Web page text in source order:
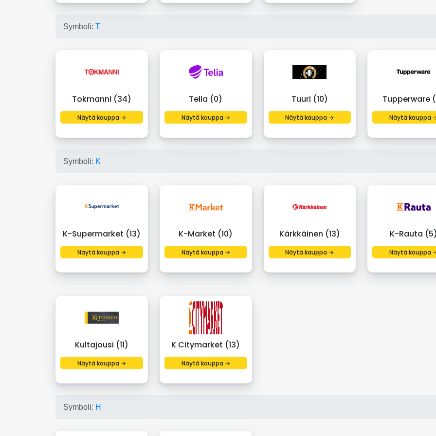
Symboli: T
Tokmanni (34)
Näytä kauppa →
Telia (0)
Näytä kauppa →
Tuuri (10)
Näytä kauppa →
Tupperware
Näytä kauppa
Symboli: K
K-Supermarket (13)
Näytä kauppa →
K-Market (10)
Näytä kauppa →
Kärkkäinen (13)
Näytä kauppa →
K-Rauta
Näytä kauppa
Kultajousi (11)
Näytä kauppa →
K Citymarket (13)
Näytä kauppa →
Symboli: H